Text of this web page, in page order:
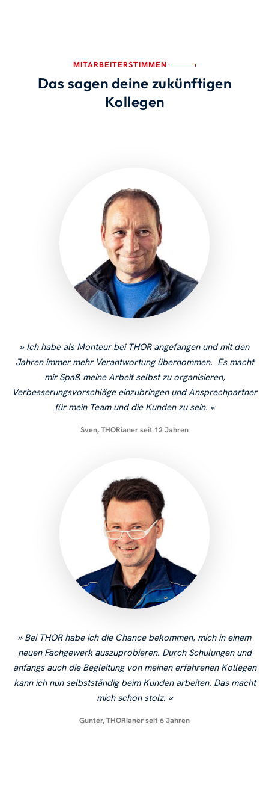
MITARBEITERSTIMMEN
Das sagen deine zukünftigen
Kollegen
Ich habe als Monteur bei THOR angefangen und mit den
Jahren immer mehr Verantwortung übernommen. Es macht
mir Spaß meine Arbeit selbst zu organisieren,
Verbesserungsvorschläge einzubringen und Ansprechpartner
für mein Team und die Kunden zu sein.
Sven, THORianer seit 12 Jahren
Bei THOR habe ich die Chance bekommen, mich in einem
neuen Fachgewerk auszuprobieren. Durch Schulungen und
anfangs auch die Begleitung von meinen erfahrenen Kollegen
kann ich nun selbstständig beim Kunden arbeiten. Das macht
mich schon stolz.
Gunter, THORianer seit 6 Jahren